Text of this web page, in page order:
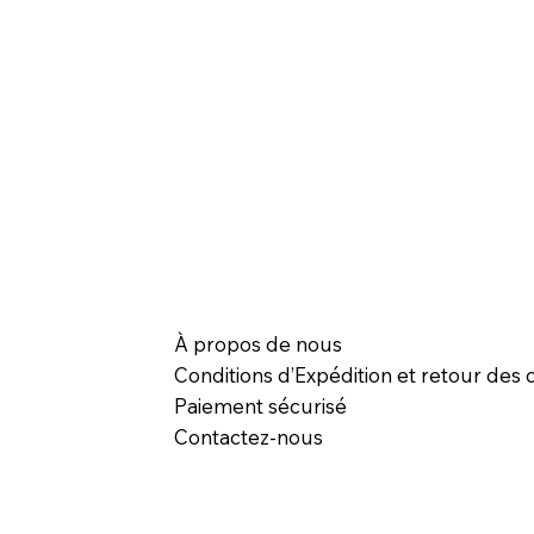
À propos de nous
Conditions d’Expédition et retour des
Paiement sécurisé
Contactez-nous